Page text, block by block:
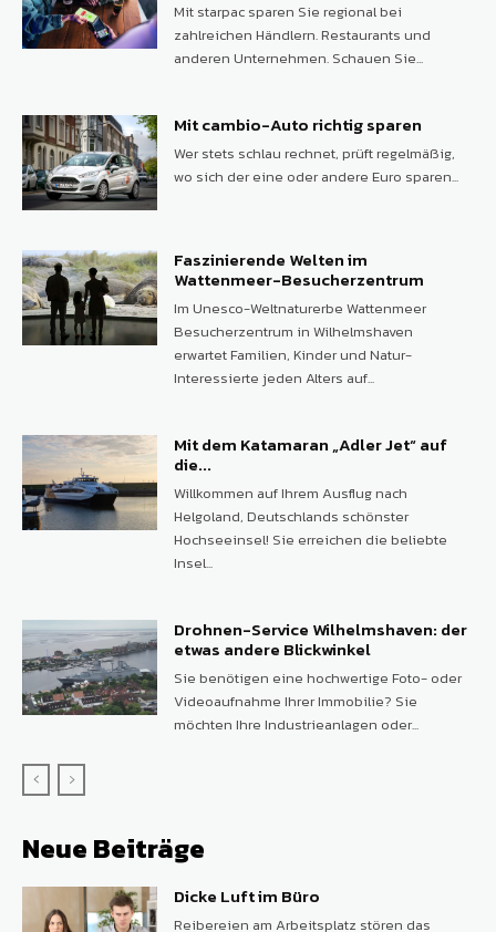
Mit starpac sparen Sie regional bei
zahlreichen Händlern. Restaurants und
anderen Unternehmen. Schauen Sie...
Mit cambio-Auto richtig sparen
Wer stets schlau rechnet, prüft regelmäßig,
wo sich der eine oder andere Euro sparen...
Faszinierende Welten im
Wattenmeer-Besucherzentrum
Im Unesco-Weltnaturerbe Wattenmeer
Besucherzentrum in Wilhelmshaven
erwartet Familien, Kinder und Natur-
Interessierte jeden Alters auf...
Mit dem Katamaran „Adler Jet“ auf
die...
Willkommen auf Ihrem Ausflug nach
Helgoland, Deutschlands schönster
Hochseeinsel! Sie erreichen die beliebte
Insel...
Drohnen-Service Wilhelmshaven: der
etwas andere Blickwinkel
Sie benötigen eine hochwertige Foto- oder
Videoaufnahme Ihrer Immobilie? Sie
möchten Ihre Industrieanlagen oder...
Neue Beiträge
Dicke Luft im Büro
Reibereien am Arbeitsplatz stören das